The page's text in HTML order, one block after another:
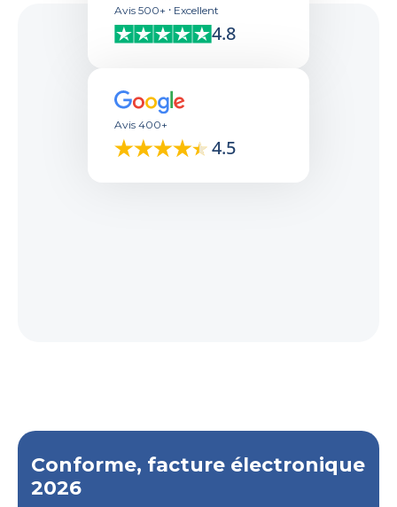
Avis 500+ ⸱ Excellent
4.8
Avis 400+
4.5
Conforme, facture électronique
2026